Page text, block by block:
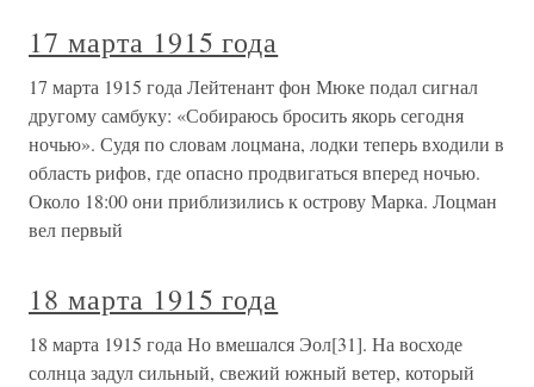
17 марта 1915 года
17 марта 1915 года Лейтенант фон Мюке подал сигнал
другому самбуку: «Собираюсь бросить якорь сегодня
ночью». Судя по словам лоцмана, лодки теперь входили в
область рифов, где опасно продвигаться вперед ночью.
Около 18:00 они приблизились к острову Марка. Лоцман
вел первый
18 марта 1915 года
18 марта 1915 года Но вмешался Эол[31]. На восходе
солнца задул сильный, свежий южный ветер, который